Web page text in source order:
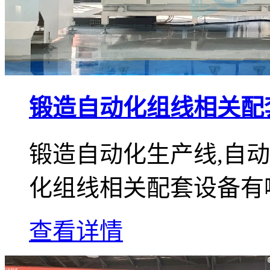
锻造自动化组线相关
锻造自动化生产线,自
化组线相关配套设备
查看详情